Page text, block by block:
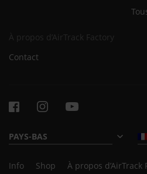
À propos d’AirTrack Factory
Contact
Info Shop
À propos d’AirTrack